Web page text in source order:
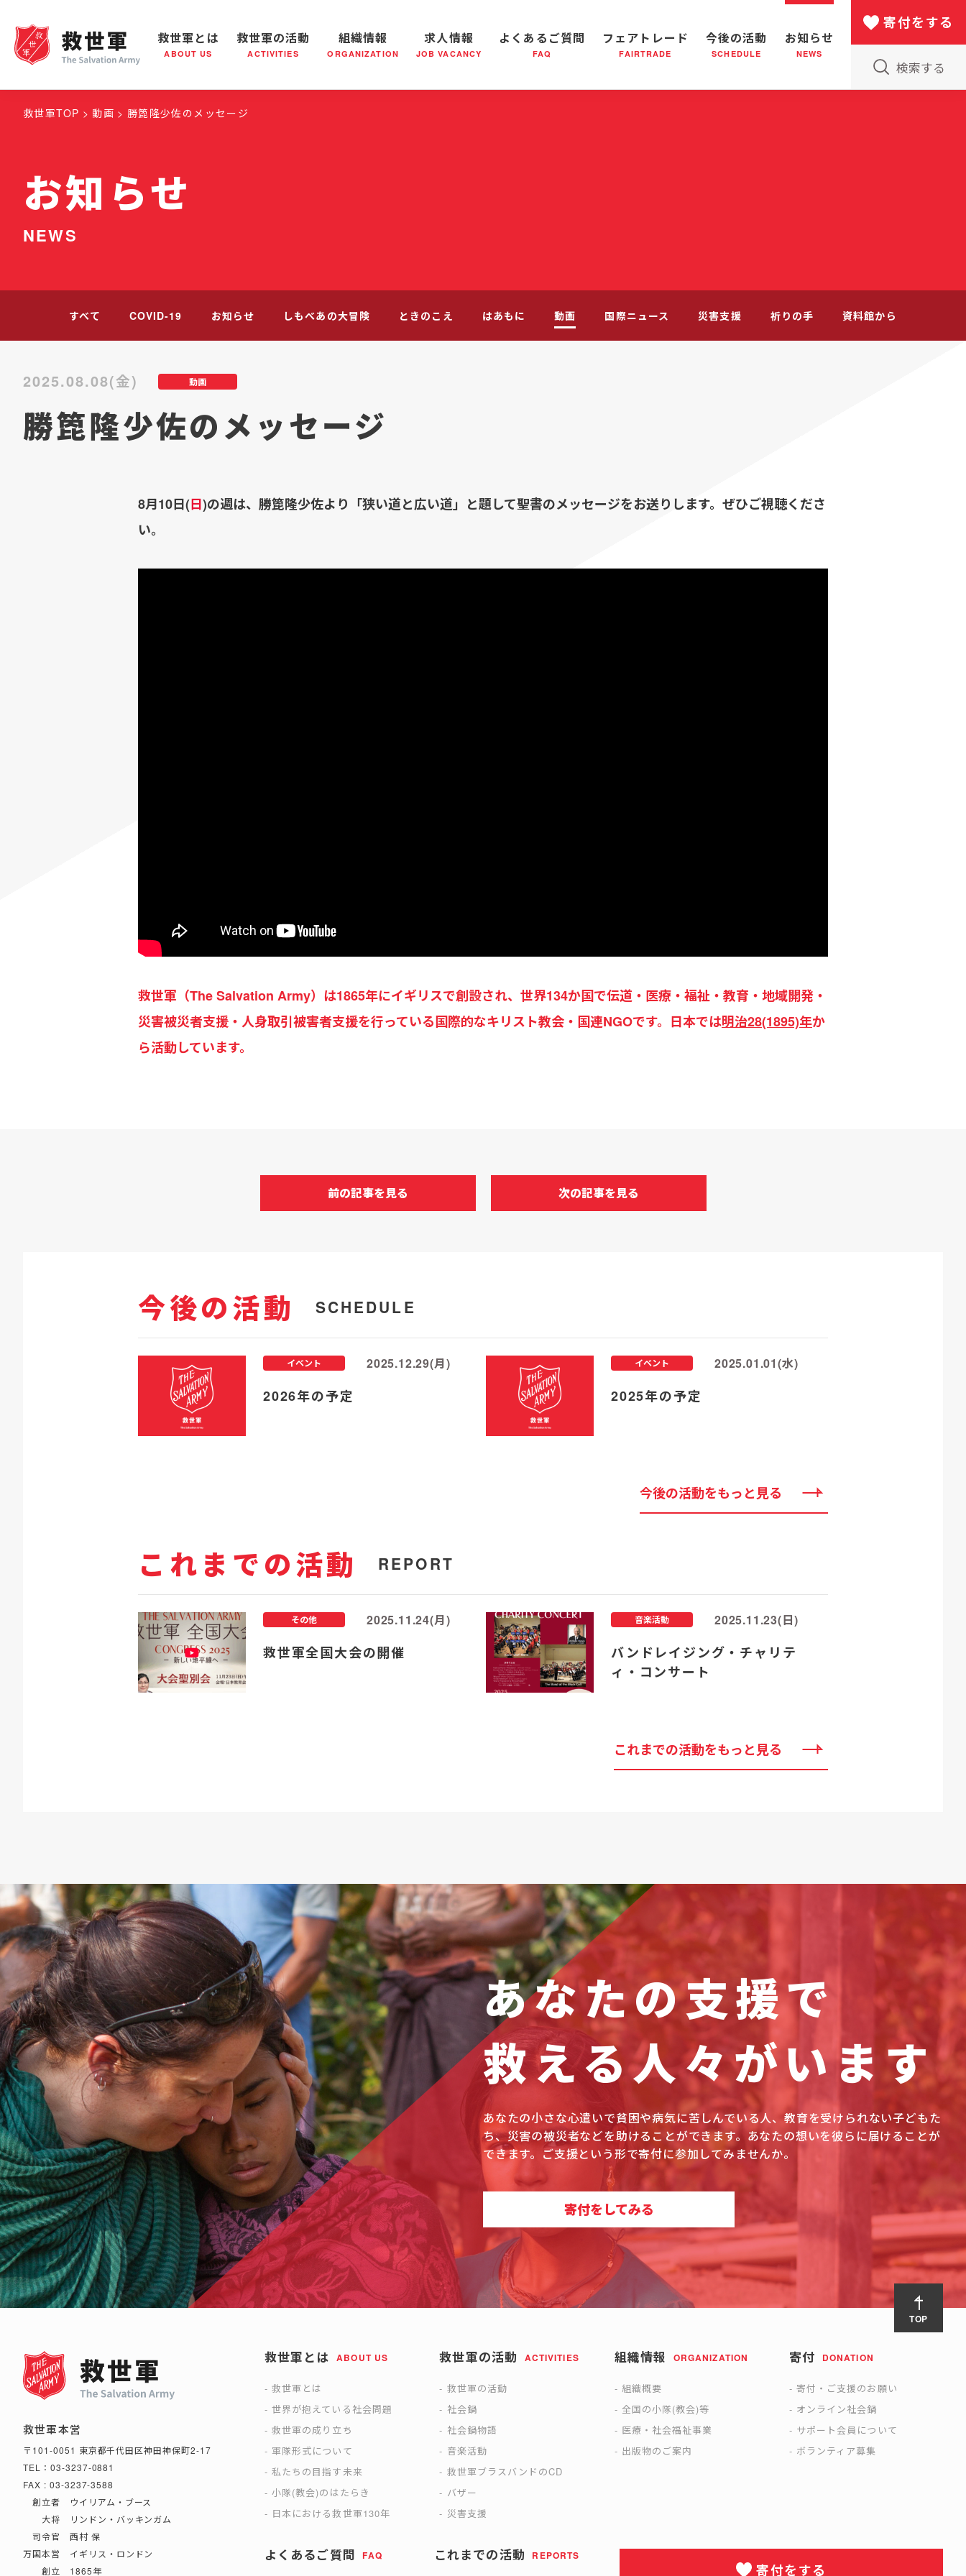
救世軍とは
ABOUT US
救世軍とは 世界が抱えている社会問題 救世軍の成り立ち 軍隊形式について 私たちの目指す未来 小隊(教会)のはたらき 日本における救世軍の130年
救世軍の活動
ACTIVITIES
救世軍の活動 社会鍋 社会鍋物語 音楽活動 救世軍ブラスバンドのCD バザー 災害支援
組織情報
ORGANIZATION
組織概要 全国の小隊(教会)等について 医療・社会福祉事業 出版物のご案内
求人情報
JOB VACANCY
よくあるご質問
FAQ
フェアトレード
FAIRTRADE
今後の活動
SCHEDULE
お知らせ
NEWS
検索する
寄付をする
救世軍TOP 動画 勝箆隆少佐のメッセージ
お知らせ
NEWS
すべて COVID-19 お知らせ しもべあの大冒険 ときのこえ はあもに 動画 国際ニュース 災害支援 祈りの手 資料館から
動画
2025.08.08(金)
勝箆隆少佐のメッセージ
8月10日(日)の週は、勝箆隆少佐より「狭い道と広い道」と題して聖書のメッセージをお送りします。ぜひご視聴くださ
い。
救世軍（The Salvation Army）は1865年にイギリスで創設され、世界134か国で伝道・医療・福祉・教育・地域開発・
災害被災者支援・人身取引被害者支援を行っている国際的なキリスト教会・国連NGOです。日本では明治28(1895)年か
ら活動しています。
前の記事を見る 次の記事を見る
今後の活動 SCHEDULE
2026年の予定
イベント 2025.12.29(月)
2025年の予定
イベント 2025.01.01(水)
今後の活動をもっと見る
これまでの活動 REPORT
救世軍全国大会の開催
その他 2025.11.24(月)
バンドレイジング・チャリテ
ィ・コンサート
音楽活動 2025.11.23(日)
これまでの活動をもっと見る
あなたの支援で
救える人々がいます
あなたの小さな心遣いで貧困や病気に苦しんでいる人、教育を受けられない子どもた
ち、災害の被災者などを助けることができます。あなたの想いを彼らに届けることが
できます。ご支援という形で寄付に参加してみませんか。
寄付をしてみる
TOP
救世軍本営
〒101-0051 東京都千代田区神田神保町2-17
TEL：03-3237-0881
FAX : 03-3237-3588
創立者 ウイリアム・ブース
大将 リンドン・バッキンガム
司令官 西村 保
万国本営 イギリス・ロンドン
創立 1865年
救世軍とは ABOUT US
救世軍とは
世界が抱えている社会問題
救世軍の成り立ち
軍隊形式について
私たちの目指す未来
小隊(教会)のはたらき
日本における救世軍130年
救世軍の活動 ACTIVITIES
救世軍の活動
社会鍋
社会鍋物語
音楽活動
救世軍ブラスバンドのCD
バザー
災害支援
組織情報 ORGANIZATION
組織概要
全国の小隊(教会)等
医療・社会福祉事業
出版物のご案内
寄付 DONATION
寄付・ご支援のお願い
オンライン社会鍋
サポート会員について
ボランティア募集
よくあるご質問 FAQ これまでの活動 REPORTS
寄付をする